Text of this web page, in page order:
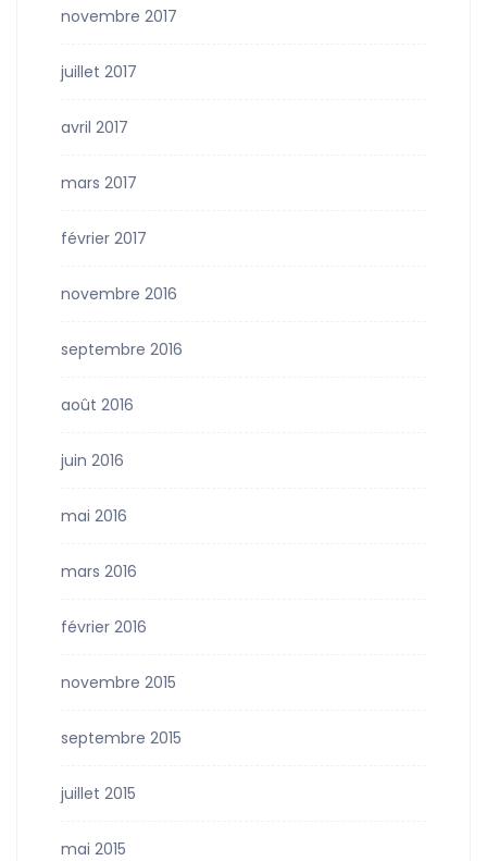
novembre 2017
juillet 2017
avril 2017
mars 2017
février 2017
novembre 2016
septembre 2016
août 2016
juin 2016
mai 2016
mars 2016
février 2016
novembre 2015
septembre 2015
juillet 2015
mai 2015